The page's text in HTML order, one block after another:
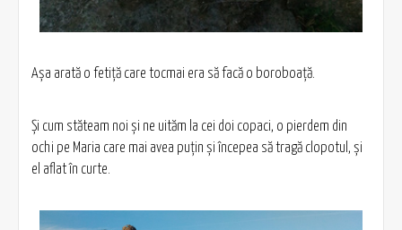
Aşa arată o fetiţă care tocmai era să facă o boroboaţă.
Şi cum stăteam noi şi ne uităm la cei doi copaci, o pierdem din
ochi pe Maria care mai avea puţin şi începea să tragă clopotul, şi
el aflat în curte.